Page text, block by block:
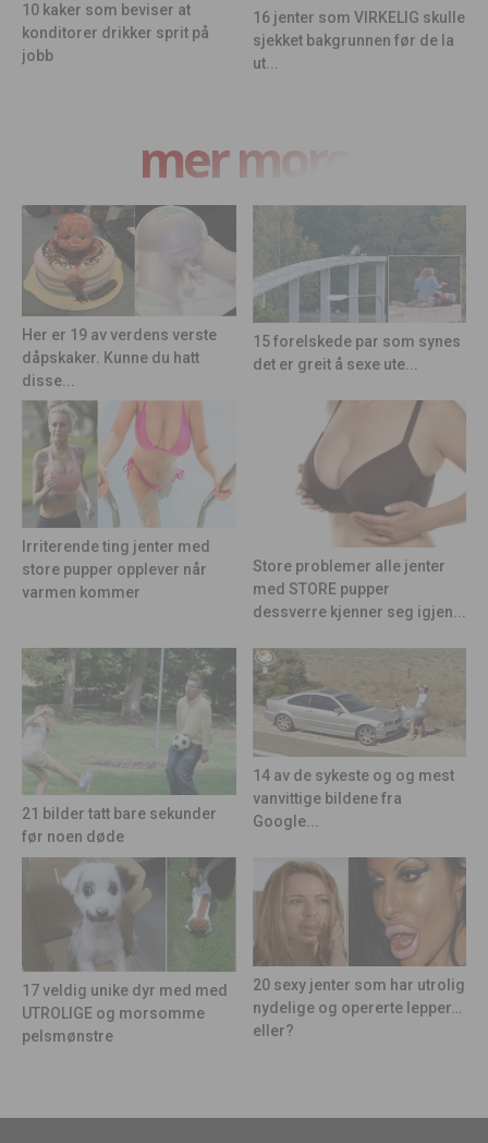
10 kaker som beviser at
konditorer drikker sprit på
jobb
16 jenter som VIRKELIG skulle
sjekket bakgrunnen før de la
ut...
mer moro
Her er 19 av verdens verste
dåpskaker. Kunne du hatt
disse...
15 forelskede par som synes
det er greit å sexe ute...
Irriterende ting jenter med
store pupper opplever når
varmen kommer
Store problemer alle jenter
med STORE pupper
dessverre kjenner seg igjen...
21 bilder tatt bare sekunder
før noen døde
14 av de sykeste og og mest
vanvittige bildene fra
Google...
17 veldig unike dyr med med
UTROLIGE og morsomme
pelsmønstre
20 sexy jenter som har utrolig
nydelige og opererte lepper…
eller?